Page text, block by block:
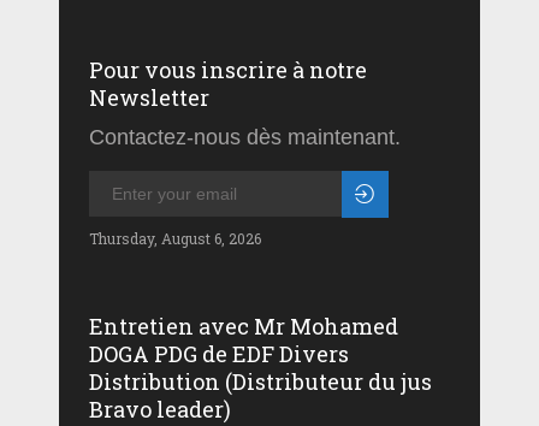
Pour vous inscrire à notre
Newsletter
Contactez-nous dès maintenant.
Thursday, August 6, 2026
Entretien avec Mr Mohamed
DOGA PDG de EDF Divers
Distribution (Distributeur du jus
Bravo leader)